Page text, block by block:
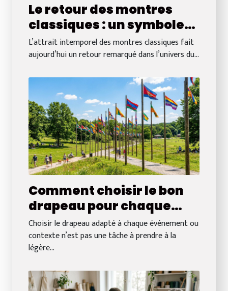
Le retour des montres
classiques : un symbole
de luxe durable
L’attrait intemporel des montres classiques fait
aujourd’hui un retour remarqué dans l’univers du...
Comment choisir le bon
drapeau pour chaque
occasion ?
Choisir le drapeau adapté à chaque événement ou
contexte n’est pas une tâche à prendre à la
légère...